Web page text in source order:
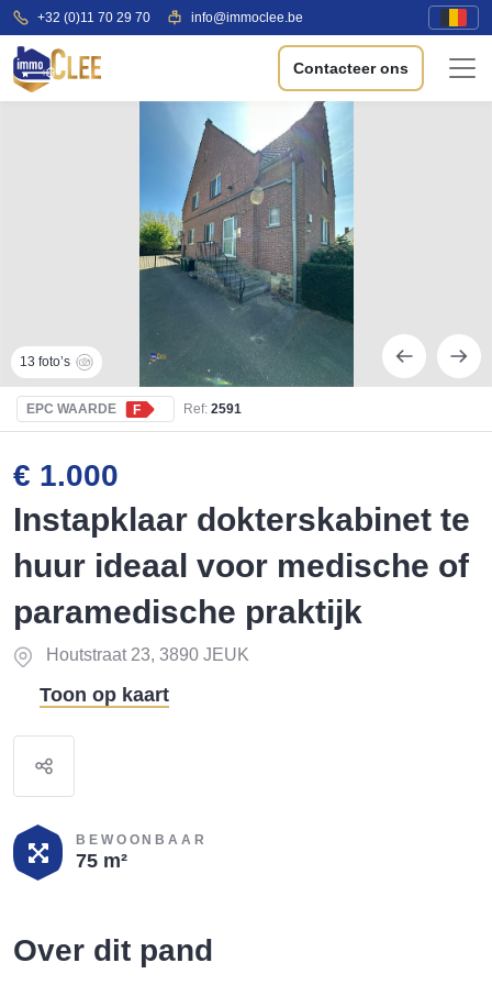
+32 (0)11 70 29 70 info@immoclee.be
Contacteer ons
13 foto’s
EPC WAARDE F Ref: 2591
€ 1.000
Instapklaar dokterskabinet te
huur ideaal voor medische of
paramedische praktijk
Houtstraat 23, 3890 JEUK
Toon op kaart
BEWOONBAAR
75 m²
Over dit pand